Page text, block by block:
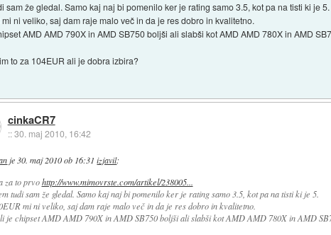
sam že gledal. Samo kaj naj bi pomenilo ker je rating samo 3.5, kot pa na tisti ki je 5.
ni veliko, saj dam raje malo več in da je res dobro in kvalitetno.
AMD AMD 790X in AMD SB750 boljši ali slabši kot AMD AMD 780X in AMD
to za 104EUR ali je dobra izbira?
cinkaCR7
::30. maj 2010, 16:42
je30. maj 2010 ob 16:31 izjavil:
za to prvohttp://www.mimovrste.com/artikel/238005...
tudi sam že gledal. Samo kaj naj bi pomenilo ker je rating samo 3.5, kot pa na tisti ki je 5.
mi ni veliko, saj dam raje malo več in da je res dobro in kvalitetno.
je chipset AMD AMD 790X in AMD SB750 boljši ali slabši kot AMD AMD 780X in AMD